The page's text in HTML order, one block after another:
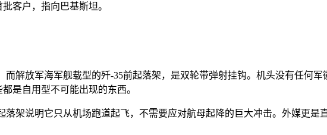
客户，指向巴基斯坦。
解放军海军舰载型的歼-35前起落架，是双轮带弹射挂钩。机头没有任何
是自用型不可能出现的东西。
架说明它只从机场跑道起飞，不需要应对航母起降的巨大冲击。外媒更是